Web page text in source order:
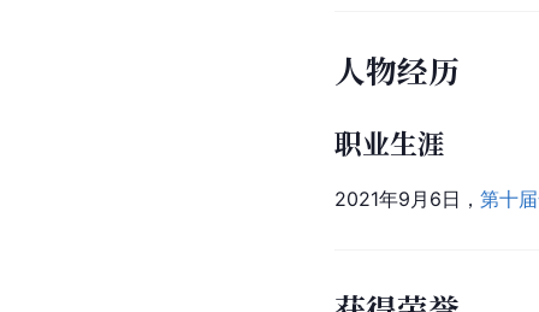
人物经历
职业生涯
2021年9月6日， 第十